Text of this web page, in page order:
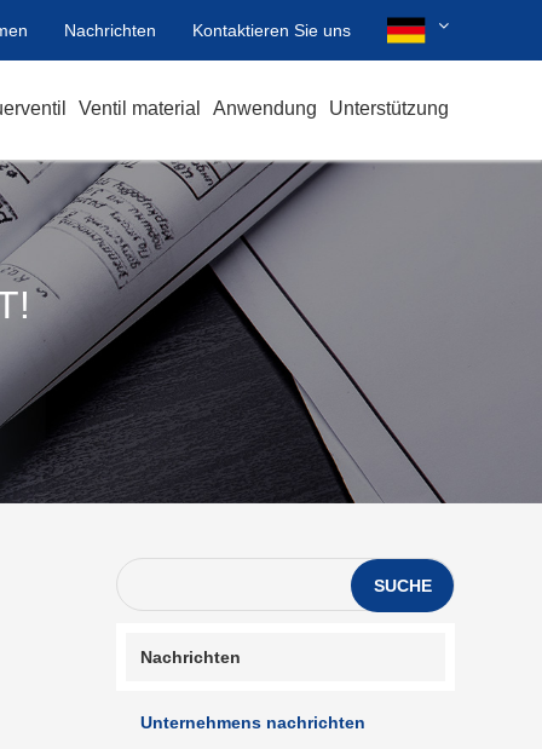
Nachrichten Kontaktieren Sie uns
Ventil material Anwendung Unterstützung
SUCHE
Nachrichten
Unternehmens nachrichten